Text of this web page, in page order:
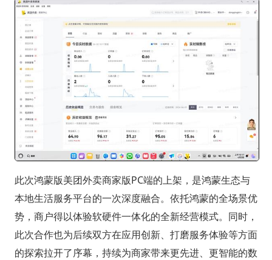
此次鸿蒙版美团外卖商家版PC端的上架，是鸿蒙生态与
本地生活服务平台的一次深度融合。依托鸿蒙的全场景优
势，商户得以体验软硬件一体化的全新经营模式。同时，
此次合作也为后续双方在应用创新、打磨服务体验等方面
的探索拉开了序幕，持续为商家带来更先进、更智能的数